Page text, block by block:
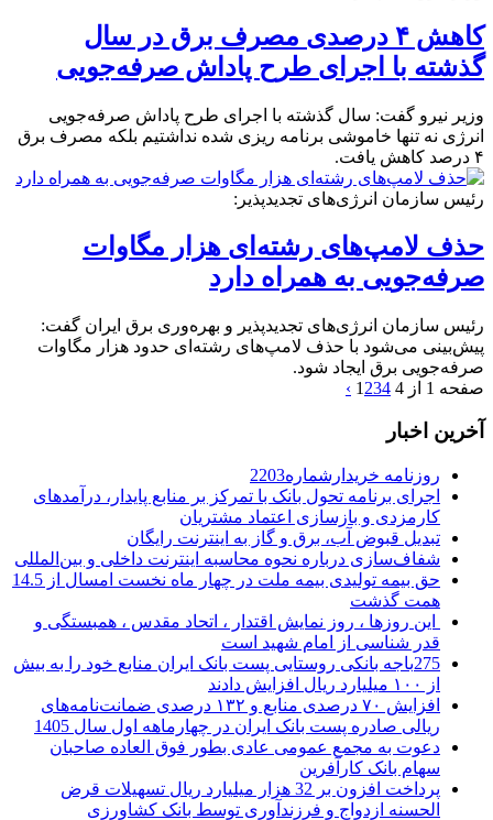
کاهش ۴ درصدی مصرف برق در سال
گذشته با اجرای طرح پاداش صرفه‌جویی
وزیر نیرو گفت: سال گذشته با اجرای طرح پاداش صرفه‌جویی
انرژی نه تنها خاموشی برنامه ریزی شده نداشتیم بلکه مصرف برق
۴ درصد کاهش یافت.
رئیس سازمان انرژی‌های تجدیدپذیر:
حذف لامپ‌های رشته‌ای هزار مگاوات
صرفه‌جویی به همراه دارد
رئیس سازمان انرژی‌های تجدیدپذیر و بهره‌وری برق ایران گفت:
پیش‌بینی می‌شود با حذف لامپ‌های رشته‌ای حدود هزار مگاوات
صرفه‌جویی برق ایجاد شود.
صفحه 1 از 4
1 234
›
آخرین اخبار
روزنامه خریدارشماره2203
اجرای برنامه تحول بانک با تمرکز بر منابع پایدار، درآمدهای
کارمزدی و بازسازی اعتماد مشتریان
تبدیل قبوض آب، برق و گاز به اینترنت رایگان
شفاف‌سازی درباره نحوه محاسبه اینترنت داخلی و بین‌المللی
حق بیمه تولیدی بیمه ملت در چهار ماه نخست امسال از 14.5
همت گذشت
این روزها ، روز نمایش اقتدار ، اتحاد مقدس ، همبستگی و
قدر شناسی از امام شهید است
275باجه بانکی روستایی پست بانک ایران منابع خود را به بیش
از ۱۰۰ میلیارد ریال افزایش دادند
افزایش ۷۰ درصدی منابع و ۱۳۲ درصدی ضمانت‌نامه‌های
ریالی صادره پست بانک ایران در چهارماهه اول سال 1405
دعوت به مجمع عمومی عادی بطور فوق العاده صاحبان
سهام بانک کارآفرین
پرداخت افزون بر 32 هزار میلیارد ریال تسهیلات قرض
الحسنه ازدواج و فرزندآوری توسط بانک کشاورزی